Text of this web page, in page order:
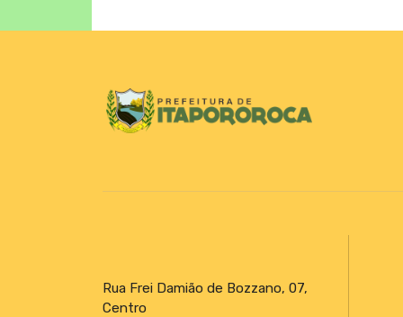
Rua Frei Damião de Bozzano, 07,
Centro